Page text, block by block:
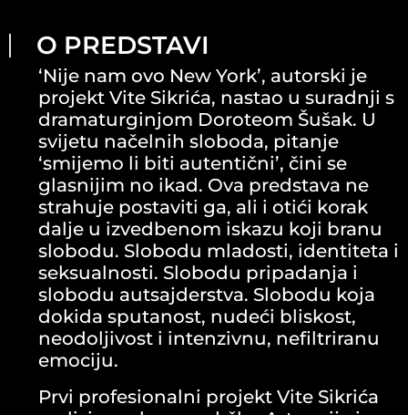
O PREDSTAVI
‘Nije nam ovo New York’, autorski je
projekt Vite Sikrića, nastao u suradnji s
dramaturginjom Doroteom Šušak. U
svijetu načelnih sloboda, pitanje
‘smijemo li biti autentični’, čini se
glasnijim no ikad. Ova predstava ne
strahuje postaviti ga, ali i otići korak
dalje u izvedbenom iskazu koji branu
slobodu. Slobodu mladosti, identiteta i
seksualnosti. Slobodu pripadanja i
slobodu autsajderstva. Slobodu koja
dokida sputanost, nudeći bliskost,
neodoljivost i intenzivnu, nefiltriranu
emociju.
Prvi profesionalni projekt Vite Sikrića